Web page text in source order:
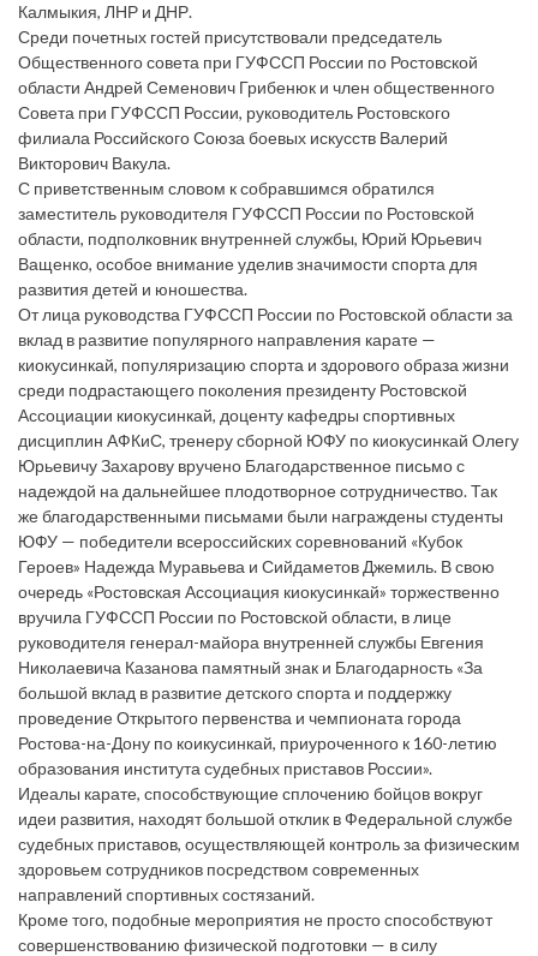
Калмыкия, ЛНР и ДНР.
Среди почетных гостей присутствовали председатель
Общественного совета при ГУФССП России по Ростовской
области Андрей Семенович Грибенюк и член общественного
Совета при ГУФССП России, руководитель Ростовского
филиала Российского Союза боевых искусств Валерий
Викторович Вакула.
С приветственным словом к собравшимся обратился
заместитель руководителя ГУФССП России по Ростовской
области, подполковник внутренней службы, Юрий Юрьевич
Ващенко, особое внимание уделив значимости спорта для
развития детей и юношества.
От лица руководства ГУФССП России по Ростовской области за
вклад в развитие популярного направления карате —
киокусинкай, популяризацию спорта и здорового образа жизни
среди подрастающего поколения президенту Ростовской
Ассоциации киокусинкай, доценту кафедры спортивных
дисциплин АФКиС, тренеру сборной ЮФУ по киокусинкай Олегу
Юрьевичу Захарову вручено Благодарственное письмо с
надеждой на дальнейшее плодотворное сотрудничество. Так
же благодарственными письмами были награждены студенты
ЮФУ — победители всероссийских соревнований «Кубок
Героев» Надежда Муравьева и Сийдаметов Джемиль. В свою
очередь «Ростовская Ассоциация киокусинкай» торжественно
вручила ГУФССП России по Ростовской области, в лице
руководителя генерал-майора внутренней службы Евгения
Николаевича Казанова памятный знак и Благодарность «За
большой вклад в развитие детского спорта и поддержку
проведение Открытого первенства и чемпионата города
Ростова-на-Дону по коикусинкай, приуроченного к 160-летию
образования института судебных приставов России».
Идеалы карате, способствующие сплочению бойцов вокруг
идеи развития, находят большой отклик в Федеральной службе
судебных приставов, осуществляющей контроль за физическим
здоровьем сотрудников посредством современных
направлений спортивных состязаний.
Кроме того, подобные мероприятия не просто способствуют
совершенствованию физической подготовки — в силу